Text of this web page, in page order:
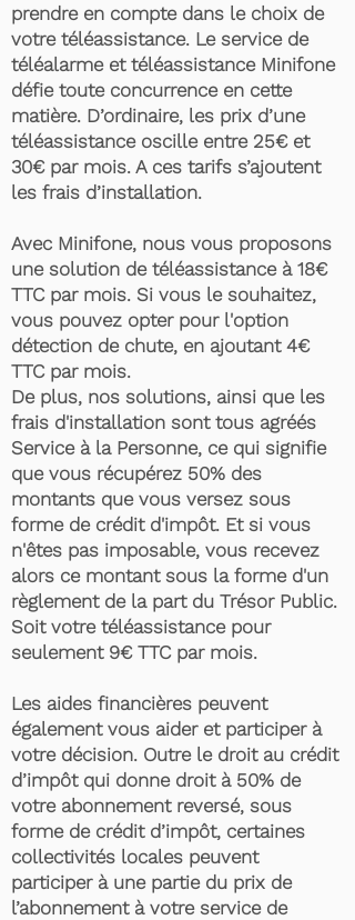
prendre en compte dans le choix de
votre téléassistance. Le service de
téléalarme et téléassistance Minifone
défie toute concurrence en cette
matière. D’ordinaire, les prix d’une
téléassistance oscille entre 25€ et
30€ par mois. A ces tarifs s’ajoutent
les frais d’installation.
Avec Minifone, nous vous proposons
une solution de téléassistance à 18€
TTC par mois. Si vous le souhaitez,
vous pouvez opter pour l'option
détection de chute, en ajoutant 4€
TTC par mois.
De plus, nos solutions, ainsi que les
frais d'installation sont tous agréés
Service à la Personne, ce qui signifie
que vous récupérez 50% des
montants que vous versez sous
forme de crédit d'impôt. Et si vous
n'êtes pas imposable, vous recevez
alors ce montant sous la forme d'un
règlement de la part du Trésor Public.
Soit votre téléassistance pour
seulement 9€ TTC par mois.
Les aides financières peuvent
également vous aider et participer à
votre décision. Outre le droit au crédit
d’impôt qui donne droit à 50% de
votre abonnement reversé, sous
forme de crédit d’impôt, certaines
collectivités locales peuvent
participer à une partie du prix de
l’abonnement à votre service de